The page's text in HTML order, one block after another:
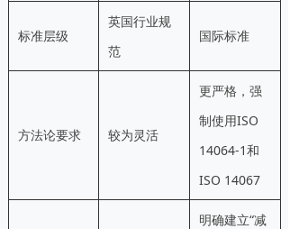
标准层级
英国行业规
范
国际标准
方法论要求 较为灵活
更严格，强
制使用ISO
14064-1和
ISO 14067
明确建立“减